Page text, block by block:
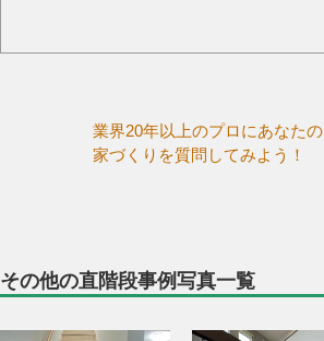
業界20年以上のプロにあなたの
家づくりを質問してみよう！
その他の直階段事例写真一覧